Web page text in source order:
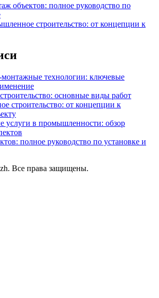
объектов: полное руководство по
строительство: от концепции к
монтажные технологии: ключевые
основные виды работ
строительство: от концепции к
услуги в промышленности: обзор
полное руководство по установке и
Все права защищены.